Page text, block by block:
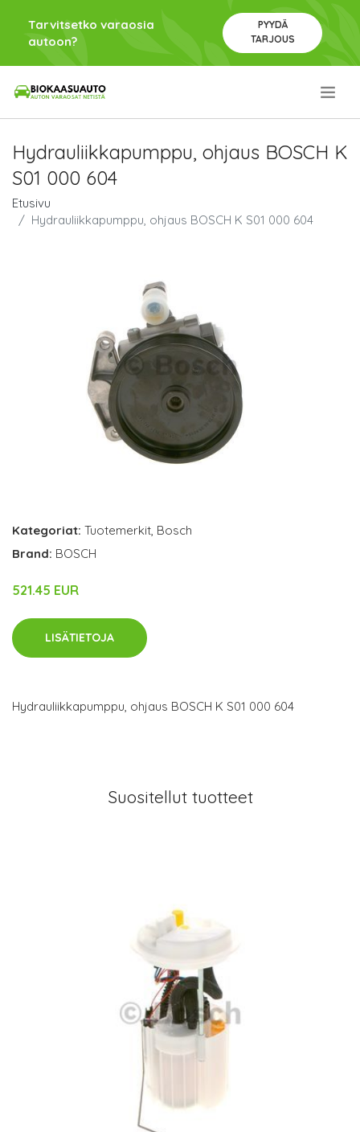
Tarvitsetko varaosia
autoon?
PYYDÄ
TARJOUS
Hydrauliikkapumppu, ohjaus BOSCH K
S01 000 604
Etusivu
Hydrauliikkapumppu, ohjaus BOSCH K S01 000 604
Kategoriat: Tuotemerkit, Bosch
Brand: BOSCH
521.45 EUR
LISÄTIETOJA
Hydrauliikkapumppu, ohjaus BOSCH K S01 000 604
Suositellut tuotteet